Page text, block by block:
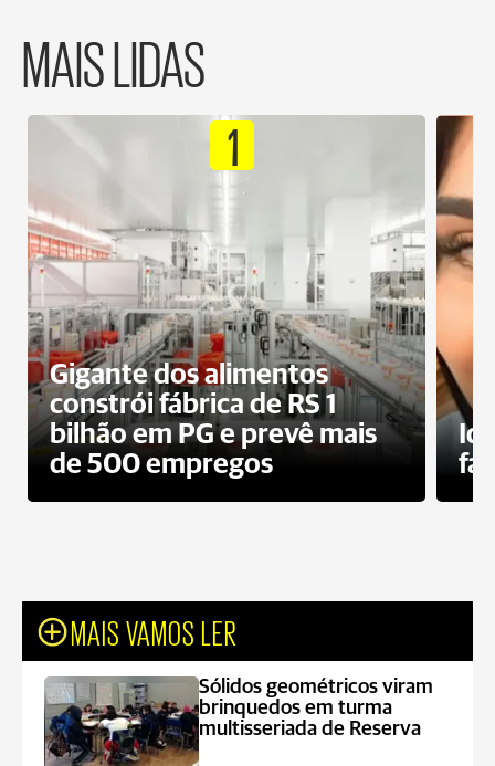
MAIS LIDAS
1
Gigante dos alimentos
constrói fábrica de RS 1
bilhão em PG e prevê mais
de 500 empregos
MAIS VAMOS LER
Sólidos geométricos viram
brinquedos em turma
multisseriada de Reserva